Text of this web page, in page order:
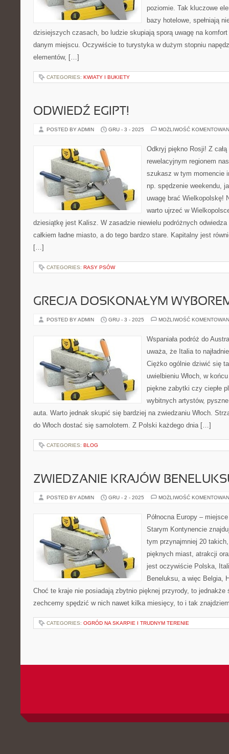
poziomie. Tak kluczowe
bazy hotelowe, spełniają
dzisiejszych czasach, bo ludzie skupiają sporą uwagę na
danym miejscu. Oczywiście to turystyka w dużym stopniu
elementów, […]
CATEGORIES: KWIATY I BUKIETY
ODWIEDŹ EGIPT!
POSTED BY ADMIN GRU - 3 - 2025 MOŻLIWOŚĆ
Odkryj piękno Rosji! Z
rewelacyjnym regionem
szukasz w tym momencie
np. spędzenie weekendu,
uwagę brać Wielkopolskę!
warto ujrzeć w
dziesiątkę jest Kalisz. W zasadzie niewielu podróżnych
całkiem ładne miasto, a do tego bardzo stare. Kapitalny jest
[…]
CATEGORIES: RASY PSÓW
GRECJA DOSKONAŁYM
POSTED BY ADMIN GRU - 3 - 2025 MOŻLIWOŚĆ
Wspaniała podróż do
uważa, że Italia to
Ciężko ogólnie dziwić się
uwielbieniu Włoch, w
piękne zabytki czy ciepłe
wybitnych artystów,
auta. Warto jednak skupić się bardziej na zwiedzaniu Włoch.
do Włoch dostać się samolotem. Z Polski każdego dnia […]
CATEGORIES: BLOG
ZWIEDZANIE KRAJÓW
POSTED BY ADMIN GRU - 2 - 2025 MOŻLIWOŚĆ
Północna Europy –
Starym Kontynencie
tym przynajmniej 20
pięknych miast, atrakcji
jest oczywiście Polska,
Beneluksu, a więc Belgia,
Choć te kraje nie posiadają zbytnio pięknej przyrody, to jednakże
zechcemy spędzić w nich nawet kilka miesięcy, to i tak
CATEGORIES: OGRÓD NA SKARPIE I TRUDNYM TERENIE